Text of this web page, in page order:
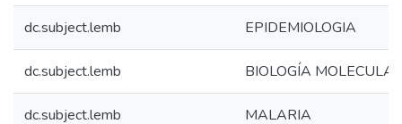
dc.subject.lemb EPIDEMIOLOGIA
dc.subject.lemb BIOLOGÍA
dc.subject.lemb MALARIA